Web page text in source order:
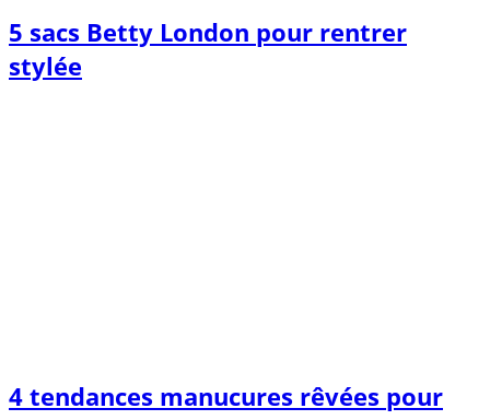
5 sacs Betty London pour rentrer
stylée
4 tendances manucures rêvées pour